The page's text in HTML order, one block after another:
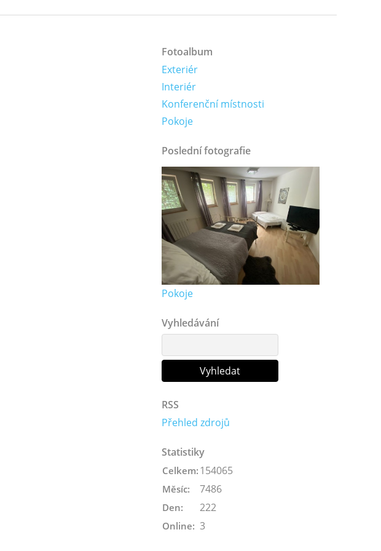
Fotoalbum
Exteriér
Interiér
Konferenční místnosti
Pokoje
Poslední fotografie
Pokoje
Vyhledávání
RSS
Přehled zdrojů
Statistiky
Online: 3
Celkem: 154065
Měsíc: 7486
Den: 222